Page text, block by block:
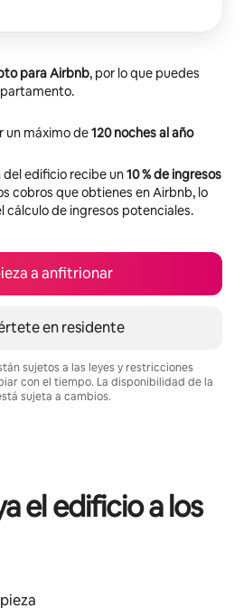
para Airbnb, por lo que puedes
un máximo de120 noches al año
edificio recibe un10 % de ingresos
cobros que obtienes en Airbnb, lo
cálculo de ingresos potenciales.
a anfitrionar
en residente
sujetos a las leyes y restricciones
con el tiempo. La disponibilidad de la
sujeta a cambios.
el edificio a los